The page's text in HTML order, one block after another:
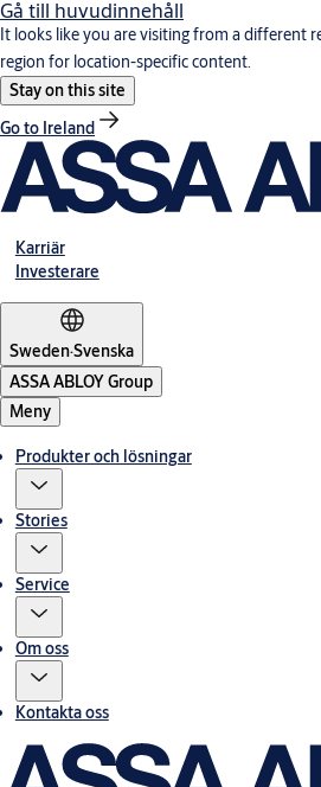
Gå till huvudinnehåll
It looks like you are visiting from a different
region for location-specific content.
Stay on this site
Go to Ireland
Karriär
Investerare
Sweden·Svenska
ASSA ABLOY Group
Meny
Produkter och lösningar
Stories
Service
Om oss
Kontakta oss